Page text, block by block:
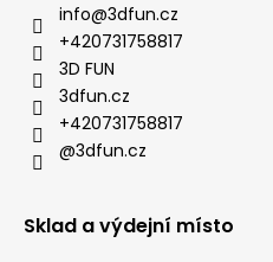
info@3dfun.cz
+420731758817
3D FUN
3dfun.cz
+420731758817
@3dfun.cz
Sklad a výdejní místo